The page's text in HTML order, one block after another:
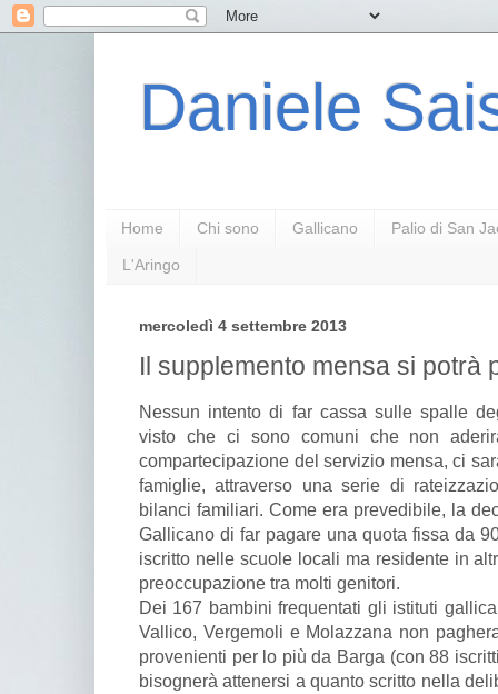
Daniele
Home Chi sono Gallicano Palio di San
L'Aringo
mercoledì 4 settembre 2013
Il supplemento mensa si potrà
Nessun intento di far cassa sulle spalle
visto che ci sono comuni che non
compartecipazione del servizio mensa, ci
famiglie, attraverso una serie di
bilanci familiari. Come era prevedibile, la
Gallicano di far pagare una quota fissa da
iscritto nelle scuole locali ma residente in
preoccupazione tra molti genitori.
Dei 167 bambini frequentati gli istituti
Vallico, Vergemoli e Molazzana non
provenienti per lo più da Barga (con 88
bisognerà attenersi a quanto scritto nella